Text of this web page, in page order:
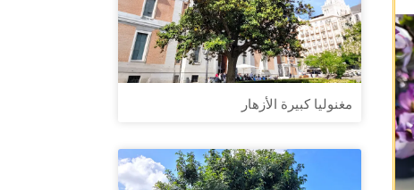
مغنوليا كبيرة الأزهار